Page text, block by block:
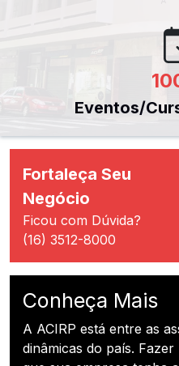
Eventos/
Fortaleça Seu
Negócio
Ficou com Dúvida?
(16) 3512-8000
Conheça Mais
A ACIRP está entre as
dinâmicas do país.